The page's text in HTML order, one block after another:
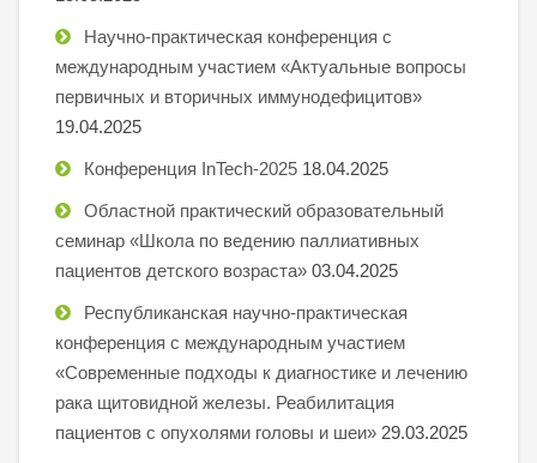
Научно-практическая конференция с
международным участием «Актуальные вопросы
первичных и вторичных иммунодефицитов»
19.04.2025
Конференция InTech-2025 18.04.2025
Областной практический образовательный
семинар «Школа по ведению паллиативных
пациентов детского возраста» 03.04.2025
Республиканская научно-практическая
конференция с международным участием
«Современные подходы к диагностике и лечению
рака щитовидной железы. Реабилитация
пациентов с опухолями головы и шеи» 29.03.2025